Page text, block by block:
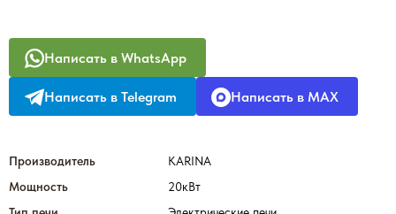
Написать в WhatsApp
Написать в Telegram Написать в MAX
Производитель
KARINA
Мощность
20кВт